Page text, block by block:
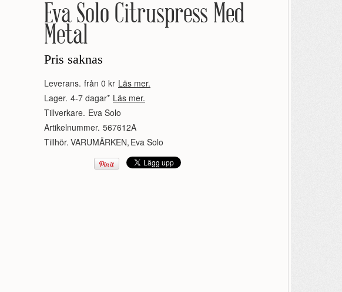
Eva Solo Citruspress Med
Metal
Pris saknas
Leverans. från 0 kr Läs mer.
Lager. 4-7 dagar* Läs mer.
Tillverkare. Eva Solo
Artikelnummer. 567612A
Tillhör. VARUMÄRKEN, Eva Solo